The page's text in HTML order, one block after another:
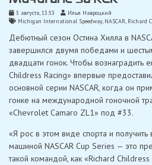
3 августа, 13:53
Илья Навроцкий
Michigan International Speedway, NASCAR, Richard
Дебютный сезон Остина Хилла в
завершился двумя победами и
двадцати гонок. Чтобы вознаградить
Childress Racing» впервые
основной серии NASCAR, когда он
гонке на международной гоночной
«Chevrolet Camaro ZL1» под #33.
«Я рос в этом виде спорта и получить
машиной NASCAR Cup Series — это
такой командой, как «Richard